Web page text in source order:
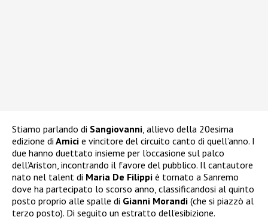
Stiamo parlando di Sangiovanni, allievo della 20esima
edizione di Amici e vincitore del circuito canto di quell’anno. I
due hanno duettato insieme per l’occasione sul palco
dell’Ariston, incontrando il favore del pubblico. Il cantautore
nato nel talent di Maria De Filippi è tornato a Sanremo
dove ha partecipato lo scorso anno, classificandosi al quinto
posto proprio alle spalle di Gianni Morandi (che si piazzò al
terzo posto). Di seguito un estratto dell’esibizione.